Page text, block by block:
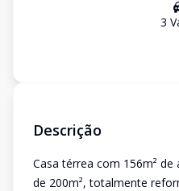
3
Descrição
Casa térrea com 156m²
de 200m², totalmente